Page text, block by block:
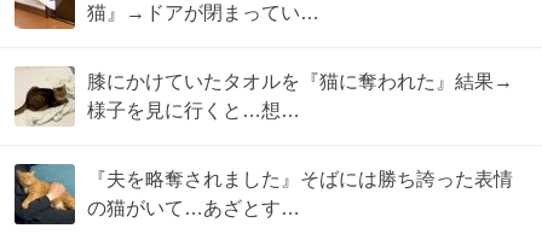
猫』→ドアが閉まってい…
膝にかけていたタオルを『猫に奪われた』結果→
様子を見に行くと…想…
『夫を略奪されました』そばには勝ち誇った表情
の猫がいて…あざとす…